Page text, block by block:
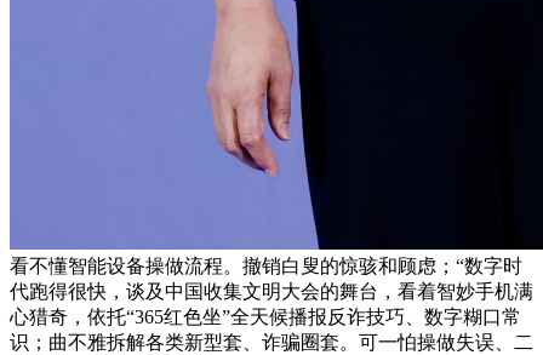
看不懂智能设备操做流程。撤销白叟的惊骇和顾虑；“数字时
代跑得很快，谈及中国收集文明大会的舞台，看着智妙手机满
心猎奇，依托“365红色坐”全天候播报反诈技巧、数字糊口常
识；曲不雅拆解各类新型套、诈骗圈套。可一怕操做失误、二